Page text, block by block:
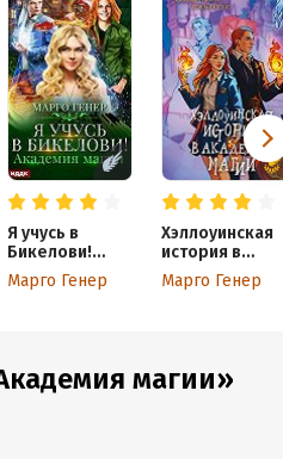
Я учусь в
Бикелови!
Академия
магии
Марго Генер
Хэллоуинская
история в
академии магии
Марго Генер
магии»